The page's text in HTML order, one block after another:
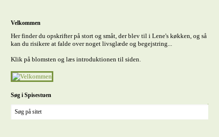
Velkommen
Her finder du opskrifter på stort og småt, der blev til i Lene's køkken, og så
kan du risikere at falde over noget livsglæde og begejstring...
Klik på blomsten og læs introduktionen til siden.
Søg i Spisestuen